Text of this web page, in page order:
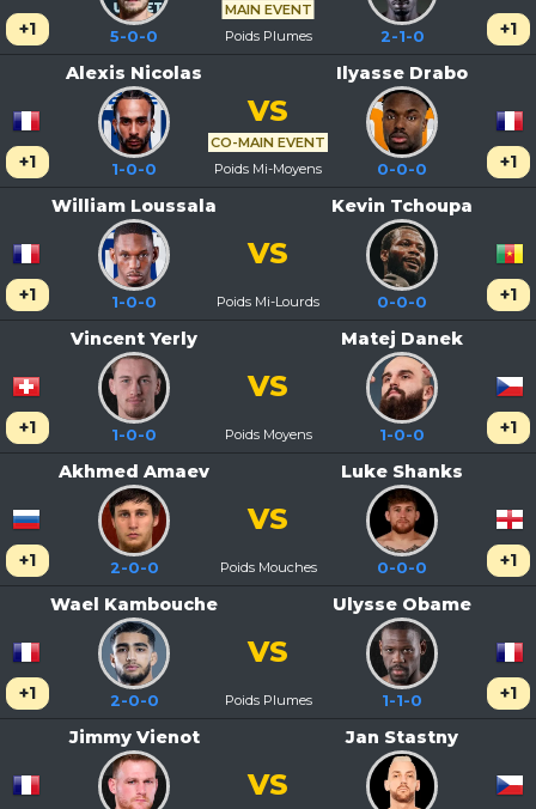
5-0-0 2-1-0
MAIN EVENT
+1 +1
Poids Plumes
Alexis Nicolas
1-0-0
Ilyasse Drabo
0-0-0
VS
CO-MAIN EVENT
+1 +1
Poids Mi-Moyens
William Loussala
1-0-0
Kevin Tchoupa
0-0-0
VS
+1 +1
Poids Mi-Lourds
Vincent Yerly
1-0-0
Matej Danek
1-0-0
VS
+1 +1
Poids Moyens
Akhmed Amaev
2-0-0
Luke Shanks
0-0-0
VS
+1 +1
Poids Mouches
Wael Kambouche
2-0-0
Ulysse Obame
1-1-0
VS
+1 +1
Poids Plumes
Jimmy Vienot Jan Stastny
VS